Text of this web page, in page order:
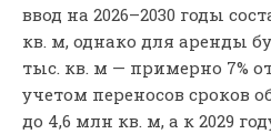
ввод на 2026–2030 годы
кв. м, однако для аренды
тыс. кв. м — примерно 7%
учетом переносов сроков
до 4,6 млн кв. м, а к 2029